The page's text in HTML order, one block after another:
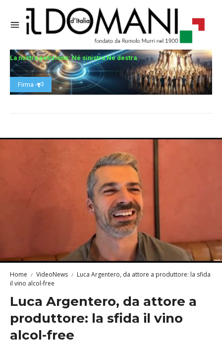
La nostra petizione: Né sinistra Né destra
Firma -
Home VideoNews
Luca Argentero, da attore a produttore: la sfida
il vino alcol-free
Luca Argentero, da attore a
produttore: la sfida il vino
alcol-free